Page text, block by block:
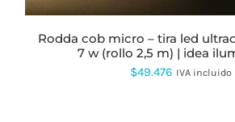
PÁGINA
DE
PRODUCTO
rodda cob micro – tira led ultradelgada 3 mm ·
7 w (rollo 2,5 m) | idea
$49.476 IVA incluido